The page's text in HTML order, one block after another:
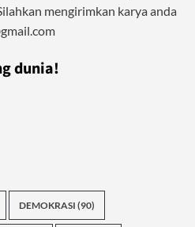
mengirimkan karya anda
dunia!
DEMOKRASI (90)